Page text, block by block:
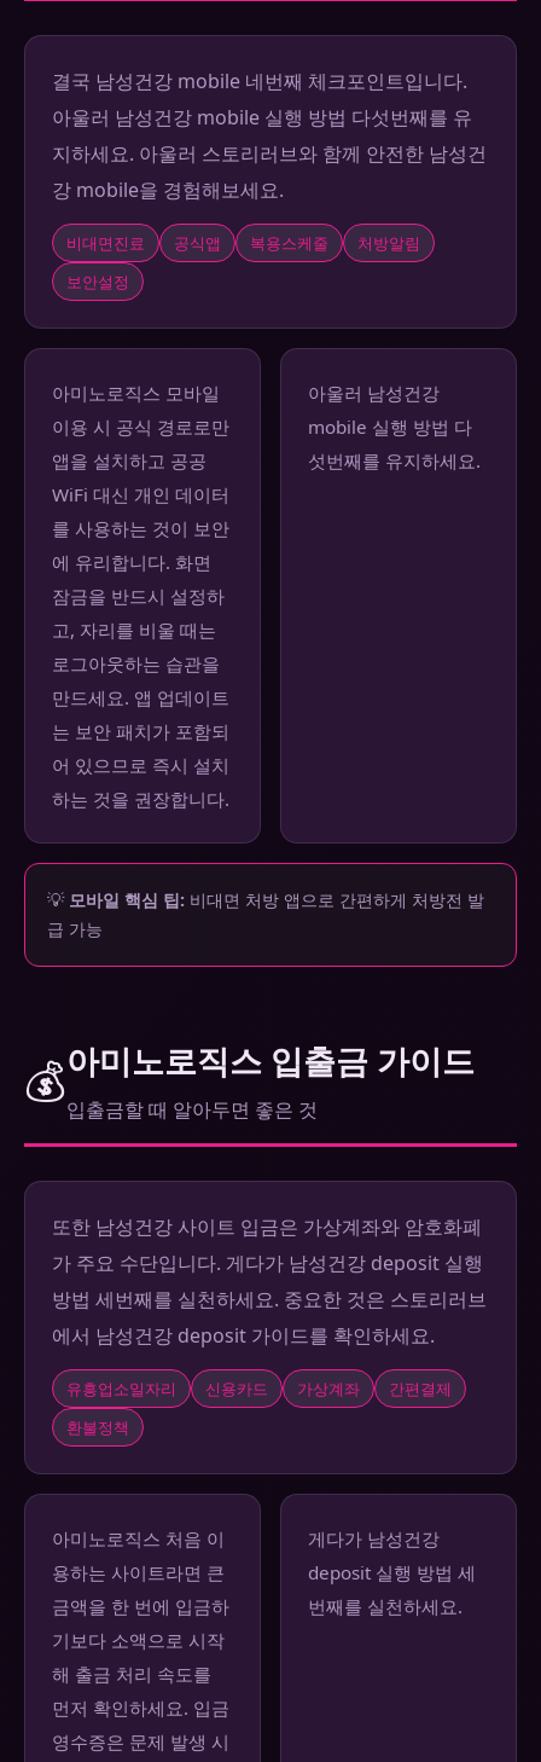
결국 남성건강 mobile 네번째 체크포인트입니다.
아울러 남성건강 mobile 실행 방법 다섯번째를 유
지하세요. 아울러 스토리러브와 함께 안전한 남성건
강 mobile을 경험해보세요.
비대면진료 공식앱 복용스케줄
처방알림
보안설정
아미노로직스 모바일
이용 시 공식 경로로만
앱을 설치하고 공공
WiFi 대신 개인 데이터
를 사용하는 것이 보안
에 유리합니다. 화면
잠금을 반드시 설정하
고, 자리를 비울 때는
로그아웃하는 습관을
만드세요. 앱 업데이트
는 보안 패치가 포함되
어 있으므로 즉시 설치
하는 것을 권장합니다.
아울러 남성건강
mobile 실행 방법 다
섯번째를 유지하세요.
💡 모바일 핵심 팁: 비대면 처방 앱으로 간편하게 처방전 발
급 가능
💰아미노로직스 입출금 가이드
입출금할 때 알아두면 좋은 것
또한 남성건강 사이트 입금은 가상계좌와 암호화폐
가 주요 수단입니다. 게다가 남성건강 deposit 실행
방법 세번째를 실천하세요. 중요한 것은 스토리러브
에서 남성건강 deposit 가이드를 확인하세요.
유흥업소일자리 신용카드 가상계좌
간편결제
환불정책
아미노로직스 처음 이
용하는 사이트라면 큰
금액을 한 번에 입금하
기보다 소액으로 시작
해 출금 처리 속도를
먼저 확인하세요. 입금
영수증은 문제 발생 시
게다가 남성건강
deposit 실행 방법 세
번째를 실천하세요.